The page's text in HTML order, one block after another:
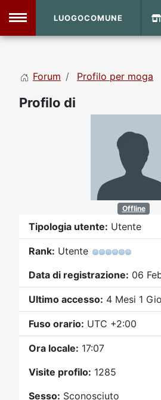
Forum
LUOGOCOMUNE
Forum Profilo per moga
Profilo di
Offline
Tipologia utente: Utente
Rank: Utente
Data di registrazione: 06
Ultimo accesso: 4 Mesi 1
Fuso orario: UTC +2:00
Ora locale: 17:07
Visite profilo: 1285
Sesso: Sconosciuto